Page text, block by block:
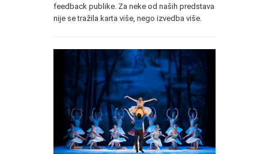
feedback publike. Za neke od naših predstava
nije se tražila karta više, nego izvedba više.